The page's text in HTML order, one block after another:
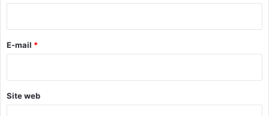
e
E-mail *
Site web